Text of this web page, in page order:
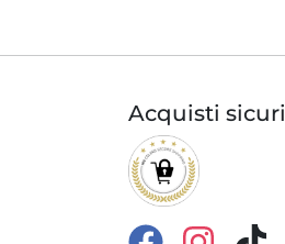
Acquisti sicuri